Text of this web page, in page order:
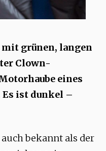
grünen, langen
Clown-
eines
ist dunkel –
bekannt als der